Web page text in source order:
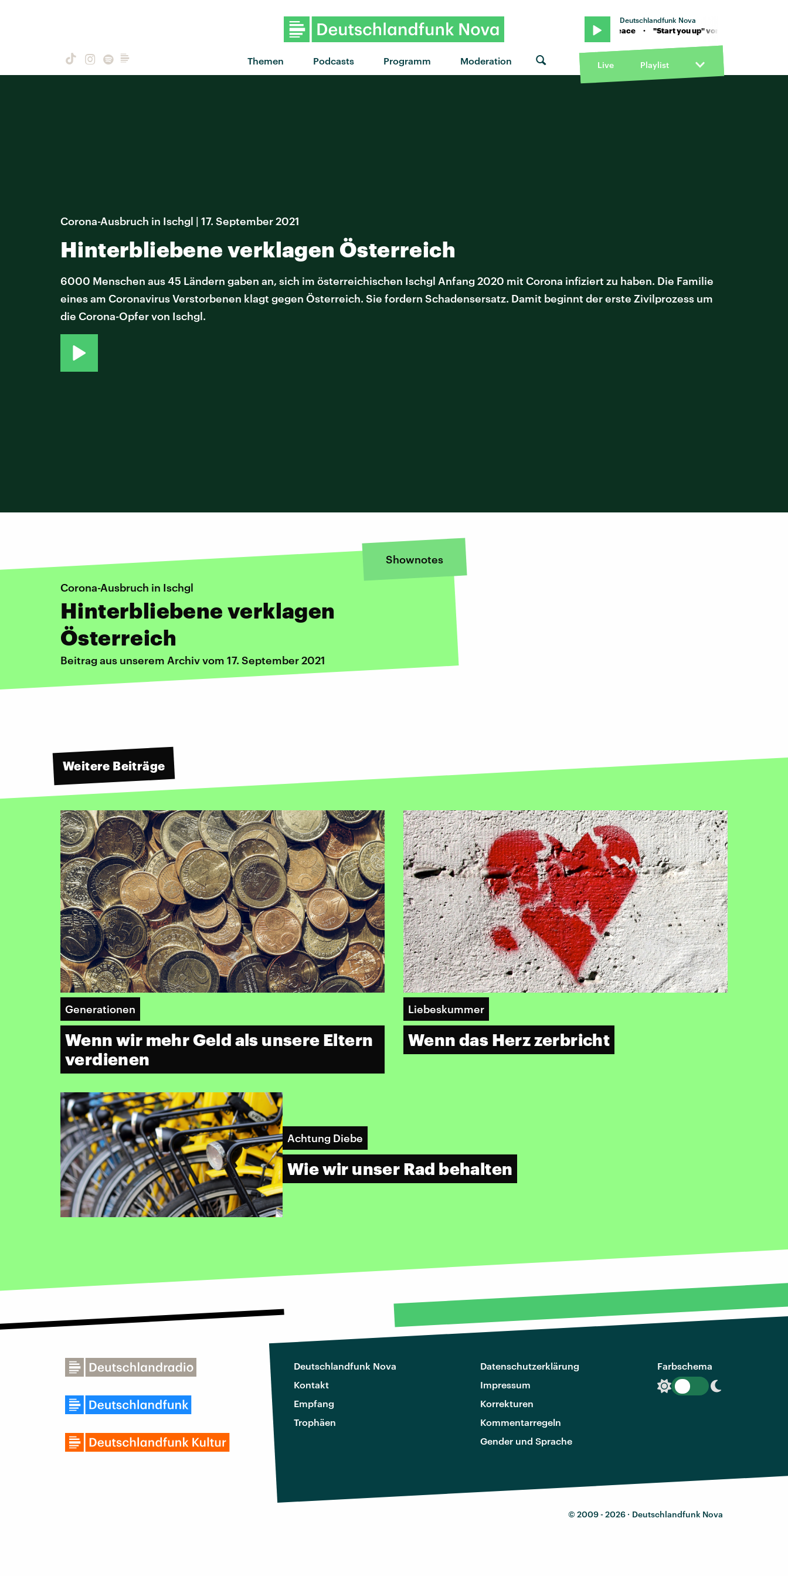
Themen Podcasts Programm Moderation
Deutschlandfunk Nova
"Start you up" von Master Peace · "Start you up" von Master Peace · "Start you up" von Master Peace
Live Playlist
Corona-Ausbruch in Ischgl | 17. September 2021
Hinterbliebene verklagen Österreich
6000 Menschen aus 45 Ländern gaben an, sich im österreichischen Ischgl Anfang 2020 mit Corona infiziert zu haben. Die Familie
eines am Coronavirus Verstorbenen klagt gegen Österreich. Sie fordern Schadensersatz. Damit beginnt der erste Zivilprozess um
die Corona-Opfer von Ischgl.
Shownotes
Corona-Ausbruch in Ischgl
Hinterbliebene verklagen
Österreich
Beitrag aus unserem Archiv vom 17. September 2021
Weitere Beiträge
Generationen
Wenn wir mehr Geld als unsere Eltern
verdienen
Liebeskummer
Wenn das Herz zerbricht
Achtung Diebe
Wie wir unser Rad behalten
Deutschlandfunk Nova
Kontakt
Empfang
Trophäen
Datenschutzerklärung
Impressum
Korrekturen
Kommentarregeln
Gender und Sprache
Farbschema
© 2009 - 2026 · Deutschlandfunk Nova